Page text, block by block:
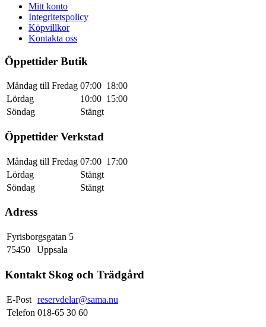
Mitt konto
Integritetspolicy
Köpvillkor
Kontakta oss
Öppettider Butik
Måndag till Fredag 07:00 18:00
Lördag
10:00 15:00
Söndag
Stängt
Öppettider Verkstad
Måndag till Fredag 07:00 17:00
Lördag
Stängt
Söndag
Stängt
Adress
Fyrisborgsgatan 5
75450
Uppsala
Kontakt Skog och Trädgård
E-Post reservdelar@sama.nu
Telefon 018-65 30 60